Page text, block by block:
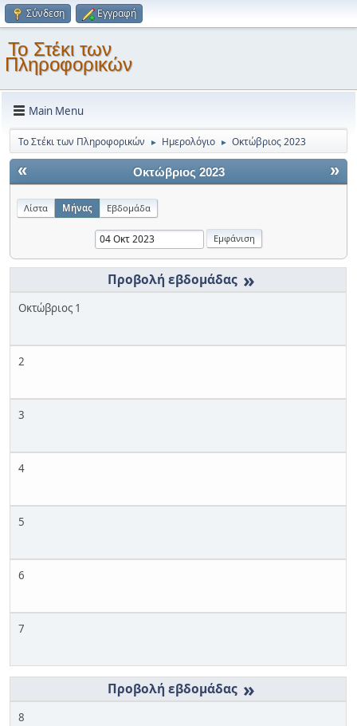
Σύνδεση Εγγραφή
Το Στέκι των
Πληροφορικών
Main Menu
Το Στέκι των Πληροφορικών ► Ημερολόγιο ► Οκτώβριος 2023
« »
Οκτώβριος 2023
Λίστα Μήνας Εβδομάδα
»
Οκτώβριος 1
2
3
4
5
6
7
»
8